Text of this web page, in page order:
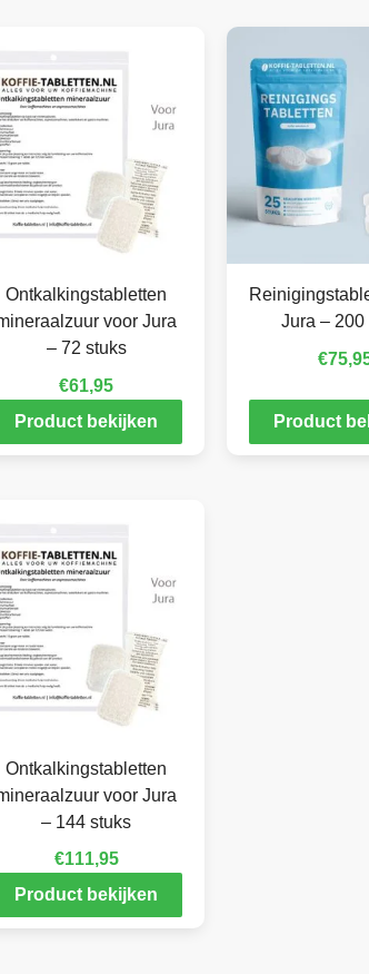
Ontkalkingstabletten
voor Jura
– 72 stuks
€61,95
Product bekijken
Jura – 200
€
Product
Ontkalkingstabletten
voor Jura
– 144 stuks
€111,95
Product bekijken